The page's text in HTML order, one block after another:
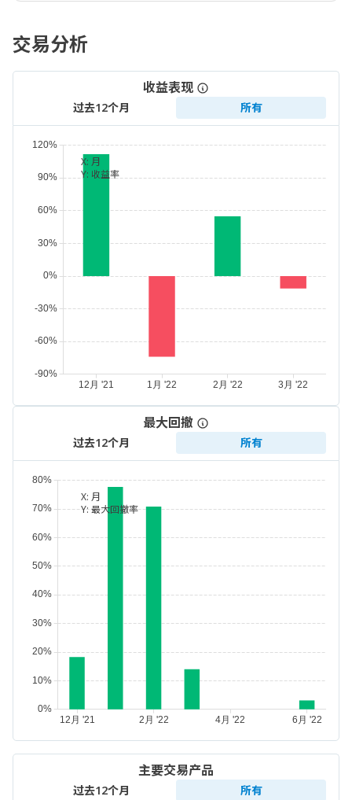
交易分析
收益表现
过去12个月 所有
X: 月
Y: 收益率
最大回撤
过去12个月 所有
X: 月
Y:最大回撤率
主要交易产品
过去12个月 所有